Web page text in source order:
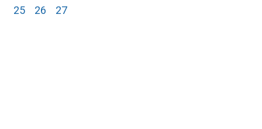
25
26 27